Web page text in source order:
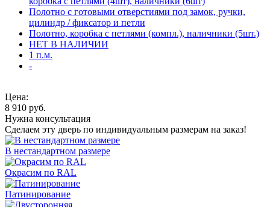
Полотно с готовыми отверстиями под замок, ручки,
цилиндр / фиксатор и петли
Полотно, коробка с петлями (компл.), наличники (5шт.)
НЕТ В НАЛИЧИИ
1 п.м.
-
Цена:
8 910 руб.
Нужна консультация
Сделаем эту дверь по индивидуальным размерам на заказ!
В нестандартном размере
Окрасим по RAL
Патинирование